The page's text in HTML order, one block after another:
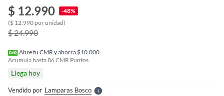
$ 12.990
-48%
($ 12.990 por unidad)
$ 24.990
Abre tu CMR y ahorra $10.000
Acumula hasta86CMR Puntos
Llega hoy
Vendido por Lamparas BoscoS
r